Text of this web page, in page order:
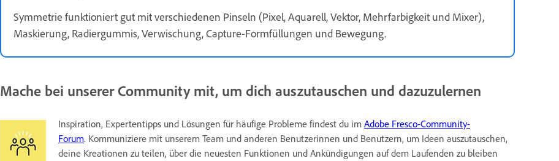
Symmetrie funktioniert gut mit verschiedenen Pinseln (Pixel, Aquarell, Vektor, Mehrfarbigkeit und Mixer),
Maskierung, Radiergummis, Verwischung, Capture-Formfüllungen und Bewegung.
Mache bei unserer Community mit, um dich auszutauschen und dazuzulernen
Inspiration, Expertentipps und Lösungen für häufige Probleme findest du im Adobe Fresco-Community-
Forum. Kommuniziere mit unserem Team und anderen Benutzerinnen und Benutzern, um Ideen auszutauschen,
deine Kreationen zu teilen, über die neuesten Funktionen und Ankündigungen auf dem Laufenden zu bleiben